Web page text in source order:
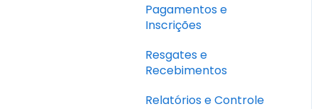
Pagamentos e
Inscrições
Resgates e
Recebimentos
Relatórios e Controle